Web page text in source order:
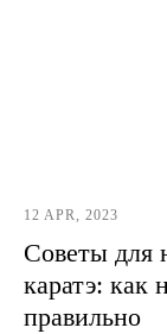
12 APR, 2023
Советы для
каратэ: как
правильно